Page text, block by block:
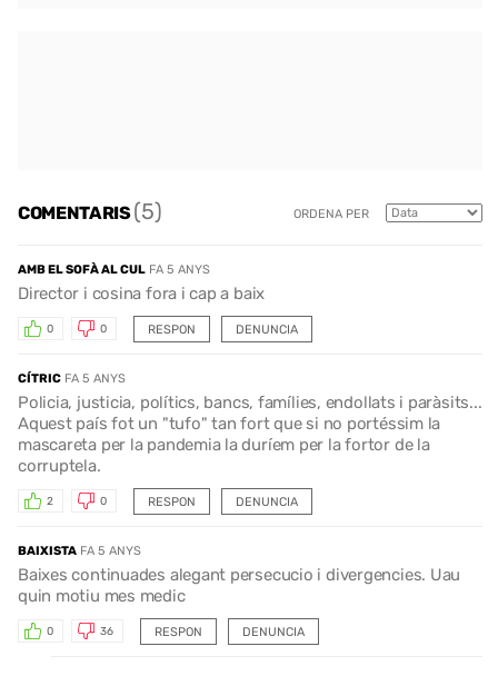
COMENTARIS(5) ORDENA PER
AMB EL SOFÀ AL CUL FA 5 ANYS
Director i cosina fora i cap a baix
RESPON
0 0 DENUNCIA
CÍTRIC FA 5 ANYS
Policia, justicia, polítics, bancs, famílies, endollats i paràsits...
Aquest país fot un "tufo" tan fort que si no portéssim la
mascareta per la pandemia la duríem per la fortor de la
corruptela.
RESPON
2 0 DENUNCIA
BAIXISTA FA 5 ANYS
Baixes continuades alegant persecucio i divergencies. Uau
quin motiu mes medic
RESPON
0 36 DENUNCIA